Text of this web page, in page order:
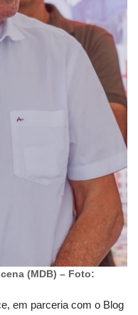
(MDB) – Foto:
em parceria com o Blog